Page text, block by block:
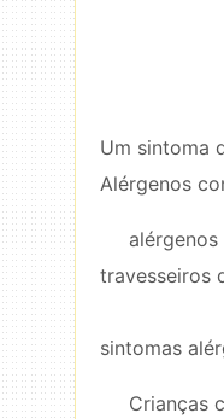
Um sintoma
Alérgenos
travesseiros
sintomas
Crianças